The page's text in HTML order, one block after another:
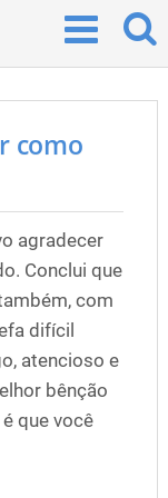
como
agradecer
Conclui que
com
difícil
atencioso e
bênção
que você